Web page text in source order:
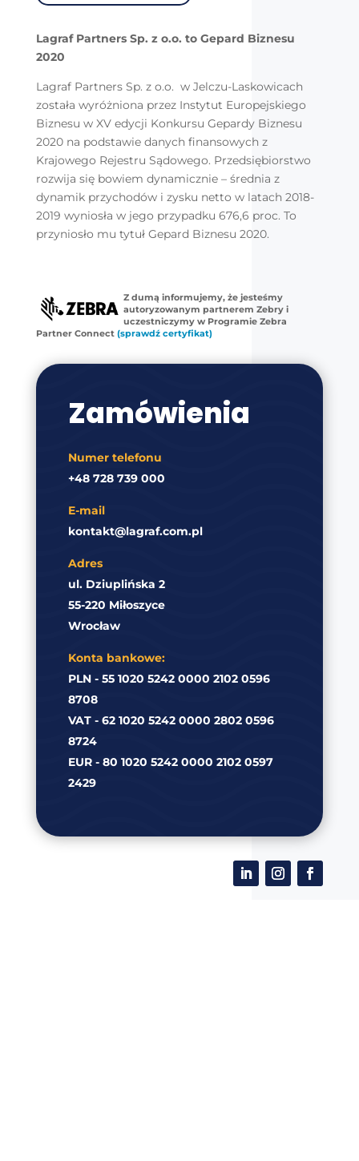
Lagraf Partners Sp. z o.o. to Gepard Biznesu
2020
Lagraf Partners Sp. z o.o. w Jelczu-Laskowicach
została wyróżniona przez Instytut Europejskiego
Biznesu w XV edycji Konkursu Gepardy Biznesu
2020 na podstawie danych finansowych z
Krajowego Rejestru Sądowego. Przedsiębiorstwo
rozwija się bowiem dynamicznie – średnia z
dynamik przychodów i zysku netto w latach 2018-
2019 wyniosła w jego przypadku 676,6 proc. To
przyniosło mu tytuł Gepard Biznesu 2020.
Z dumą informujemy, że jesteśmy
autoryzowanym partnerem Zebry i
uczestniczymy w Programie Zebra
Partner Connect (sprawdź certyfikat)
Zamówienia
Numer telefonu
+48 728 739 000
E-mail
kontakt@lagraf.com.pl
Adres
ul. Dziuplińska 2
55-220 Miłoszyce
Wrocław
Konta bankowe:
PLN - 55 1020 5242 0000 2102 0596
8708
VAT - 62 1020 5242 0000 2802 0596
8724
EUR - 80 1020 5242 0000 2102 0597
2429